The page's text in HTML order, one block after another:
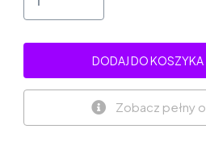
DODAJ DO KOSZYKA
Zobacz pełny